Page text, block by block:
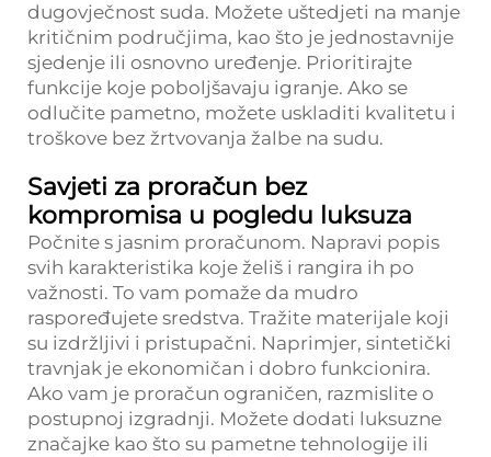
dugovječnost suda. Možete uštedjeti na manje
kritičnim područjima, kao što je jednostavnije
sjedenje ili osnovno uređenje. Prioritirajte
funkcije koje poboljšavaju igranje. Ako se
odlučite pametno, možete uskladiti kvalitetu i
troškove bez žrtvovanja žalbe na sudu.
Savjeti za proračun bez
kompromisa u pogledu luksuza
Počnite s jasnim proračunom. Napravi popis
svih karakteristika koje želiš i rangira ih po
važnosti. To vam pomaže da mudro
raspoređujete sredstva. Tražite materijale koji
su izdržljivi i pristupačni. Naprimjer, sintetički
travnjak je ekonomičan i dobro funkcionira.
Ako vam je proračun ograničen, razmislite o
postupnoj izgradnji. Možete dodati luksuzne
značajke kao što su pametne tehnologije ili